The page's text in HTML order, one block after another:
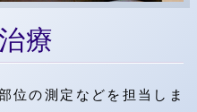
療
位の測定などを担当しま